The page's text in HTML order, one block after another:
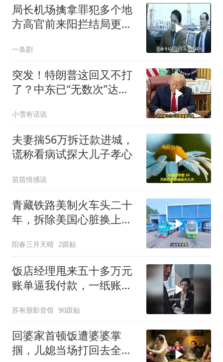
局长机场擒拿罪犯多个地
方高官前来阳拦结局更引
一条剧
突发！特朗普这回又不打
了？中东已“无数次”达成
小雪有话说
夫妻揣56万拆迁款进城，
谎称看病试探大儿子孝心
苗苗情感说
青藏铁路美制火车头二十
年，拆除美国心脏换上绿
阳春三月天晴 2跟贴
饭店经理甩来五十多万元
账单逼我付款，一纸账单
苏有朋影音馆 90跟贴
回婆家首顿饭遭婆婆掌
掴，儿媳当场打回去全家